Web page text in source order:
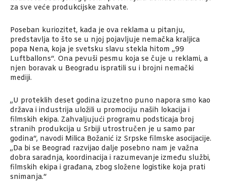
za sve veće produkcijske zahvate.
Poseban kuriozitet, kada je ova reklama u pitanju,
predstavlja to što se u njoj pojavljuje nemačka kraljica
popa Nena, koja je svetsku slavu stekla hitom „99
Luftballons“. Ona pevuši pesmu koja se čuje u reklami, a
njen boravak u Beogradu ispratili su i brojni nemački
mediji.
„U proteklih deset godina izuzetno puno napora smo kao
država i industrija uložili u promociju naših lokacija i
filmskih ekipa. Zahvaljujući programu podsticaja broj
stranih produkcija u Srbiji utrostručen je u samo par
godina“, navodi Milica Božanić iz Srpske filmske asocijacije.
„Da bi se Beograd razvijao dalje posebno nam je važna
dobra saradnja, koordinacija i razumevanje između službi,
filmskih ekipa i građana, zbog složene logistike koja prati
snimanja.“